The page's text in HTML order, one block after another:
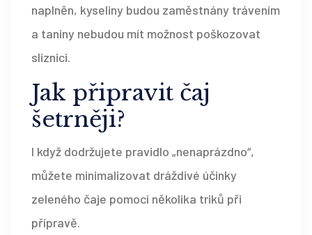
naplněn, kyseliny budou zaměstnány trávením
a taniny nebudou mít možnost poškozovat
sliznici.
Jak připravit čaj
šetrněji?
I když dodržujete pravidlo „nenaprázdno“,
můžete minimalizovat dráždivé účinky
zeleného čaje pomocí několika triků při
přípravě.